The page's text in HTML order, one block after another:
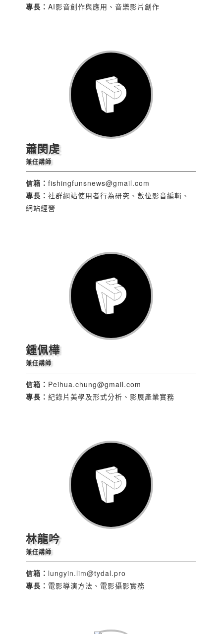
專長：AI影音創作與應用、音樂影片創作
蕭閔虔
兼任講師
信箱：fishingfunsnews@gmail.com
專長：社群網站使用者行為研究、數位影音編輯、
網站經營
鍾佩樺
兼任講師
信箱： Peihua.chung@gmail.com
專長：紀錄片美學及形式分析、影展產業實務
林龍吟
兼任講師
信箱： lungyin.lim@tydal.pro
專長： 電影導演方法、電影攝影實務